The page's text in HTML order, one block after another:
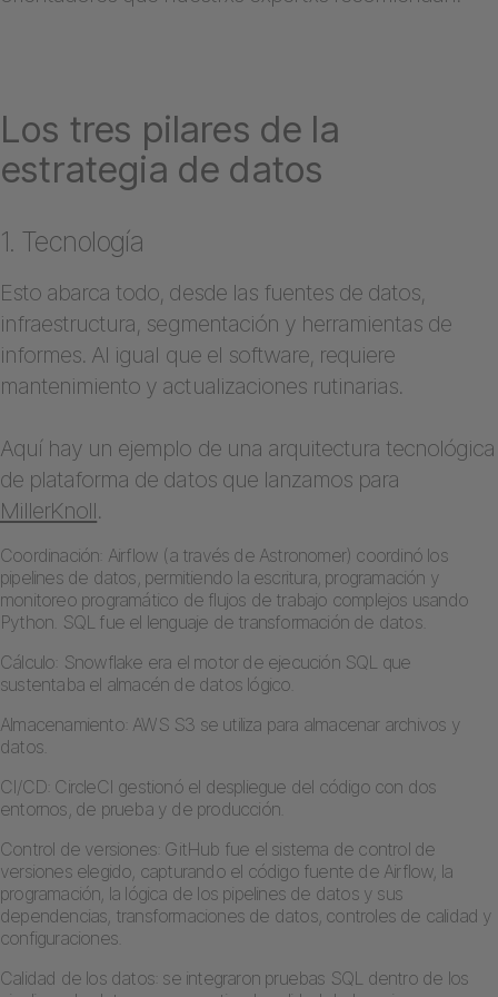
Los tres pilares de la
estrategia de datos
1. Tecnología
Esto abarca todo, desde las fuentes de datos,
infraestructura, segmentación y herramientas de
informes. Al igual que el software, requiere
mantenimiento y actualizaciones rutinarias.
Aquí hay un ejemplo de una arquitectura tecnológica
de plataforma de datos que lanzamos para
MillerKnoll.
Coordinación: Airflow (a través de Astronomer) coordinó los
pipelines de datos, permitiendo la escritura, programación y
monitoreo programático de flujos de trabajo complejos usando
Python. SQL fue el lenguaje de transformación de datos.
Cálculo: Snowflake era el motor de ejecución SQL que
sustentaba el almacén de datos lógico.
Almacenamiento: AWS S3 se utiliza para almacenar archivos y
datos.
CI/CD: CircleCI gestionó el despliegue del código con dos
entornos, de prueba y de producción.
Control de versiones: GitHub fue el sistema de control de
versiones elegido, capturando el código fuente de Airflow, la
programación, la lógica de los pipelines de datos y sus
dependencias, transformaciones de datos, controles de calidad y
configuraciones.
Calidad de los datos: se integraron pruebas SQL dentro de los